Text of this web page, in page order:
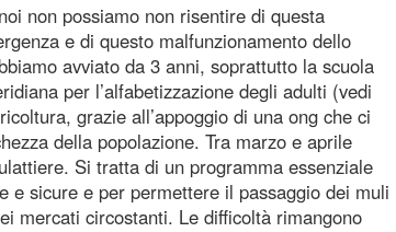
non possiamo non risentire di questa
e di questo malfunzionamento dello
avviato da 3 anni, soprattutto la scuola
per l’alfabetizzazione degli adulti (vedi
grazie all’appoggio di una ong che ci
della popolazione. Tra marzo e aprile
Si tratta di un programma essenziale
e sicure e per permettere il passaggio dei muli
mercati circostanti. Le difficoltà rimangono